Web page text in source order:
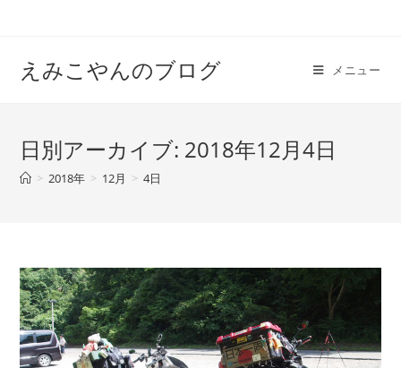
えみこやんのブログ メニュー
日別アーカイブ: 2018年12月4日
> 2018年 > 12月 > 4日